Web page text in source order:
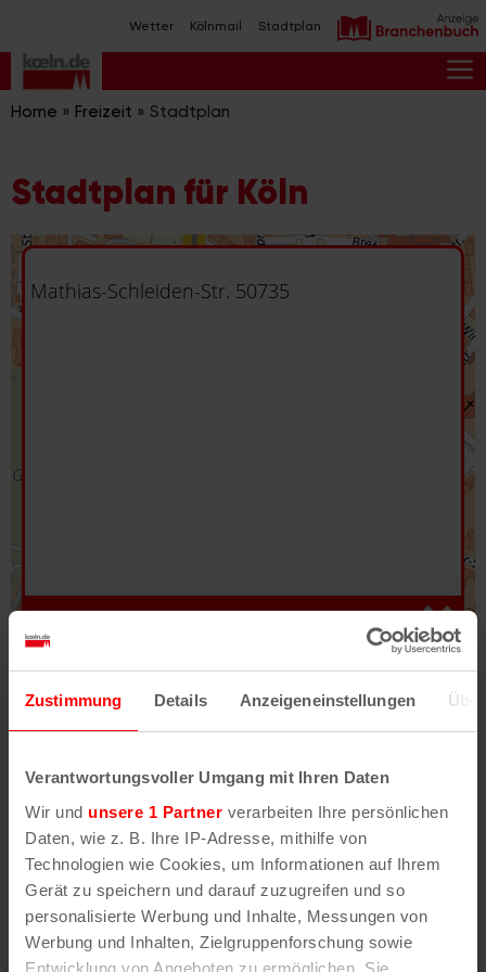
Zustimmung Details Anzeigeneinstellungen
Verantwortungsvoller Umgang mit Ihren Daten
Wir und unsere 1 Partner verarbeiten Ihre persönlichen
Daten, wie z. B. Ihre IP-Adresse, mithilfe von
Technologien wie Cookies, um Informationen auf Ihrem
Gerät zu speichern und darauf zuzugreifen und so
personalisierte Werbung und Inhalte, Messungen von
Werbung und Inhalten, Zielgruppenforschung sowie
Entwicklung von Angeboten zu ermöglichen. Sie
Inhalt
springen
Wetter Kölnmail Stadtplan
Home » Freizeit » Stadtplan
Stadtplan für Köln
Fehler/Problem melden
Darstellung des RVR-Kartenwerks
Stadtplanwerk
erhältst Du unsere koeln.de-Karte mit vielen
weiteren Details wie z.B. Hausnummern.
Unser Stadtplan basiert auf Daten des
OpenStreetMap
-Projekts (
© OpenStreetMap
Mitwirkende
) und von OpenCycleMap.org